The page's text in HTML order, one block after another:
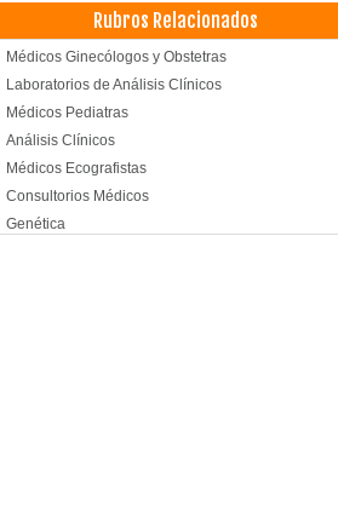
Rubros Relacionados
Médicos Ginecólogos y Obstetras
Laboratorios de Análisis Clínicos
Médicos Pediatras
Análisis Clínicos
Médicos Ecografistas
Consultorios Médicos
Genética